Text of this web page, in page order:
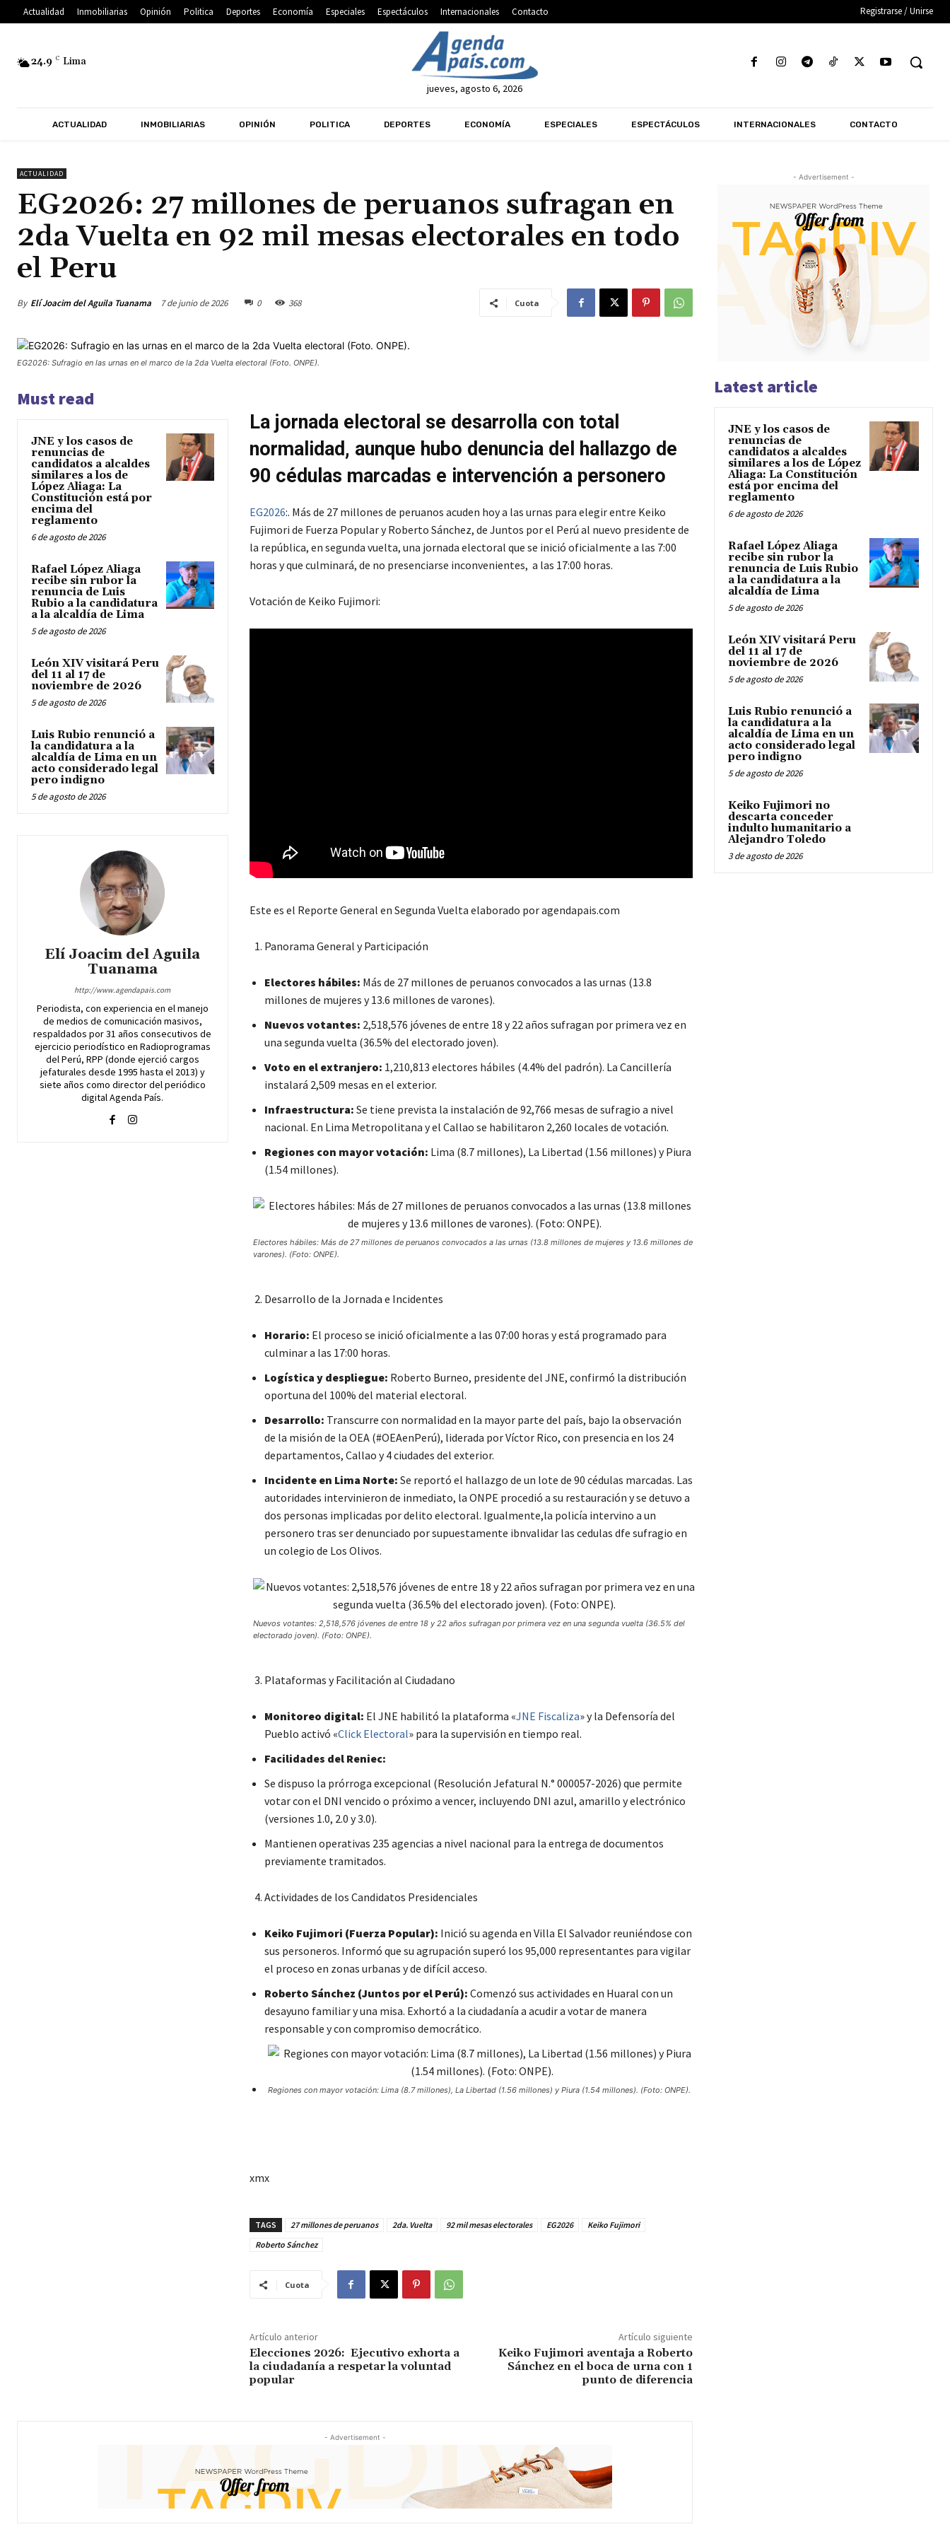
Actualidad Inmobiliarias Opinión Politica Deportes Economía Especiales Espectáculos Internacionales Contacto Registrarse / Unirse
24.9 C Lima
jueves, agosto 6, 2026
ACTUALIDAD INMOBILIARIAS OPINIÓN POLITICA DEPORTES ECONOMÍA ESPECIALES ESPECTÁCULOS INTERNACIONALES CONTACTO
ACTUALIDAD
EG2026: 27 millones de peruanos sufragan en
2da Vuelta en 92 mil mesas electorales en todo
el Peru
By Elí Joacim del Aguila Tuanama 7 de junio de 2026 0 368 Cuota
EG2026: Sufragio en las urnas en el marco de la 2da Vuelta electoral (Foto. ONPE).
Must read
JNE y los casos de
renuncias de
candidatos a alcaldes
similares a los de
López Aliaga: La
Constitución está por
encima del
reglamento
6 de agosto de 2026
Rafael López Aliaga
recibe sin rubor la
renuncia de Luis
Rubio a la candidatura
a la alcaldía de Lima
5 de agosto de 2026
León XIV visitará Peru
del 11 al 17 de
noviembre de 2026
5 de agosto de 2026
Luis Rubio renunció a
la candidatura a la
alcaldía de Lima en un
acto considerado legal
pero indigno
5 de agosto de 2026
Elí Joacim del Aguila
Tuanama
http://www.agendapais.com
Periodista, con experiencia en el manejo
de medios de comunicación masivos,
respaldados por 31 años consecutivos de
ejercicio periodístico en Radioprogramas
del Perú, RPP (donde ejerció cargos
jefaturales desde 1995 hasta el 2013) y
siete años como director del periódico
digital Agenda País.
La jornada electoral se desarrolla con total
normalidad, aunque hubo denuncia del hallazgo de
90 cédulas marcadas e intervención a personero
EG2026:. Más de 27 millones de peruanos acuden hoy a las urnas para elegir entre Keiko
Fujimori de Fuerza Popular y Roberto Sánchez, de Juntos por el Perú al nuevo presidente de
la república, en segunda vuelta, una jornada electoral que se inició oficialmente a las 7:00
horas y que culminará, de no presenciarse inconvenientes, a las 17:00 horas.
Votación de Keiko Fujimori:
Este es el Reporte General en Segunda Vuelta elaborado por agendapais.com
Panorama General y Participación
Electores hábiles: Más de 27 millones de peruanos convocados a las urnas (13.8
millones de mujeres y 13.6 millones de varones).
Nuevos votantes: 2,518,576 jóvenes de entre 18 y 22 años sufragan por primera vez en
una segunda vuelta (36.5% del electorado joven).
Voto en el extranjero: 1,210,813 electores hábiles (4.4% del padrón). La Cancillería
instalará 2,509 mesas en el exterior.
Infraestructura: Se tiene prevista la instalación de 92,766 mesas de sufragio a nivel
nacional. En Lima Metropolitana y el Callao se habilitaron 2,260 locales de votación.
Regiones con mayor votación: Lima (8.7 millones), La Libertad (1.56 millones) y Piura
(1.54 millones).
Electores hábiles: Más de 27 millones de peruanos convocados a las urnas (13.8 millones de mujeres y 13.6 millones de
varones). (Foto: ONPE).
Desarrollo de la Jornada e Incidentes
Horario: El proceso se inició oficialmente a las 07:00 horas y está programado para
culminar a las 17:00 horas.
Logística y despliegue: Roberto Burneo, presidente del JNE, confirmó la distribución
oportuna del 100% del material electoral.
Desarrollo: Transcurre con normalidad en la mayor parte del país, bajo la observación
de la misión de la OEA (#OEAenPerú), liderada por Víctor Rico, con presencia en los 24
departamentos, Callao y 4 ciudades del exterior.
Incidente en Lima Norte: Se reportó el hallazgo de un lote de 90 cédulas marcadas. Las
autoridades intervinieron de inmediato, la ONPE procedió a su restauración y se detuvo a
dos personas implicadas por delito electoral. Igualmente,la policía intervino a un
personero tras ser denunciado por supuestamente ibnvalidar las cedulas dfe sufragio en
un colegio de Los Olivos.
Nuevos votantes: 2,518,576 jóvenes de entre 18 y 22 años sufragan por primera vez en una segunda vuelta (36.5% del
electorado joven). (Foto: ONPE).
Plataformas y Facilitación al Ciudadano
Monitoreo digital: El JNE habilitó la plataforma «JNE Fiscaliza» y la Defensoría del
Pueblo activó «Click Electoral» para la supervisión en tiempo real.
Facilidades del Reniec:
Se dispuso la prórroga excepcional (Resolución Jefatural N.° 000057-2026) que permite
votar con el DNI vencido o próximo a vencer, incluyendo DNI azul, amarillo y electrónico
(versiones 1.0, 2.0 y 3.0).
Mantienen operativas 235 agencias a nivel nacional para la entrega de documentos
previamente tramitados.
Actividades de los Candidatos Presidenciales
Keiko Fujimori (Fuerza Popular): Inició su agenda en Villa El Salvador reuniéndose con
sus personeros. Informó que su agrupación superó los 95,000 representantes para vigilar
el proceso en zonas urbanas y de difícil acceso.
Roberto Sánchez (Juntos por el Perú): Comenzó sus actividades en Huaral con un
desayuno familiar y una misa. Exhortó a la ciudadanía a acudir a votar de manera
responsable y con compromiso democrático.
Regiones con mayor votación: Lima (8.7 millones), La Libertad (1.56 millones) y Piura (1.54 millones). (Foto: ONPE).
xmx
TAGS 27 millones de peruanos 2da. Vuelta 92 mil mesas electorales EG2026
Keiko Fujimori
Roberto Sánchez
Cuota
Artículo anterior
Elecciones 2026: Ejecutivo exhorta a
la ciudadanía a respetar la voluntad
popular
Artículo siguiente
Keiko Fujimori aventaja a Roberto
Sánchez en el boca de urna con 1
punto de diferencia
- Advertisement -
- Advertisement -
Latest article
JNE y los casos de
renuncias de
candidatos a alcaldes
similares a los de López
Aliaga: La Constitución
está por encima del
reglamento
6 de agosto de 2026
Rafael López Aliaga
recibe sin rubor la
renuncia de Luis Rubio
a la candidatura a la
alcaldía de Lima
5 de agosto de 2026
León XIV visitará Peru
del 11 al 17 de
noviembre de 2026
5 de agosto de 2026
Luis Rubio renunció a
la candidatura a la
alcaldía de Lima en un
acto considerado legal
pero indigno
5 de agosto de 2026
Keiko Fujimori no
descarta conceder
indulto humanitario a
Alejandro Toledo
3 de agosto de 2026